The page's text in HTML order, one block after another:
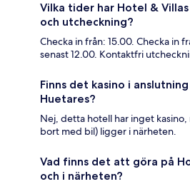
Vilka tider har Hotel &
och utcheckning?
Checka in från: 15.00. Checka in
senast 12.00. Kontaktfri
Finns det kasino i
Huetares?
Nej, detta hotell har inget kasino,
bort med bil) ligger i närheten.
Vad finns det att göra på
och i närheten?